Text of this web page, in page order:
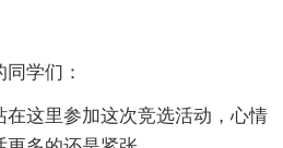
学们：
在这里参加这次竞选活动，心情